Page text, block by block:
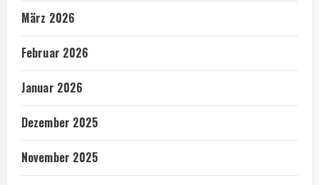
März 2026
Februar 2026
Januar 2026
Dezember 2025
November 2025